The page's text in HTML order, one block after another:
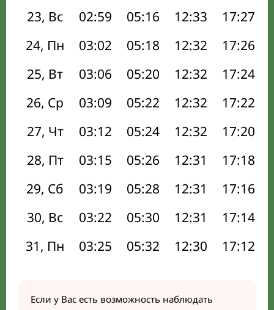
23, Вс
02:59 05:16 12:33 17:27
24, Пн
03:02 05:18 12:32 17:26
25, Вт
03:06 05:20 12:32 17:24
26, Ср
03:09 05:22 12:32 17:22
27, Чт
03:12 05:24 12:32 17:20
28, Пт
03:15 05:26 12:31 17:18
29, Сб
03:19 05:28 12:31 17:16
30, Вс
03:22 05:30 12:31 17:14
31, Пн
03:25 05:32 12:30 17:12
Если у Вас есть возможность наблюдать